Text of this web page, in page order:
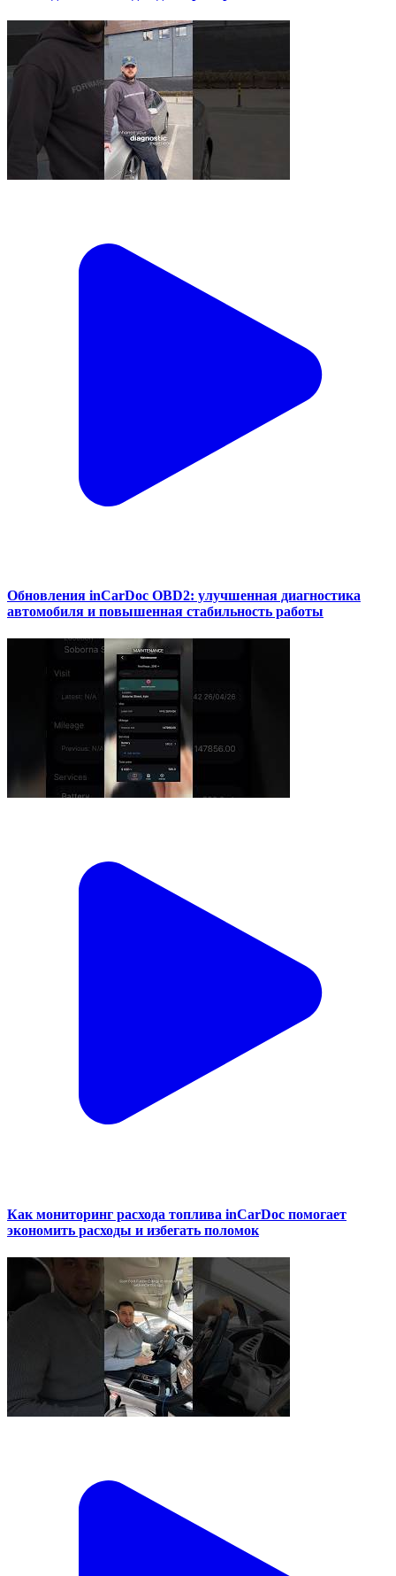
Обновления inCarDoc OBD2: улучшенная диагностика
автомобиля и повышенная стабильность работы
Как мониторинг расхода топлива inCarDoc помогает
экономить расходы и избегать поломок